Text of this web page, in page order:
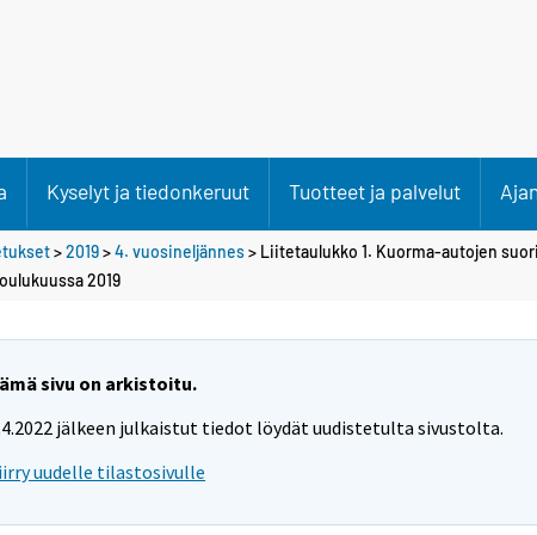
Kyselyt ja tiedonkeruut Tuotteet ja palvelut
>2019>4. vuosineljännes> Liitetaulukko 1. Kuorma-autojen
2019
sivu on arkistoitu.
jälkeen julkaistut tiedot löydät uudistetulta sivustolta.
uudelle tilastosivulle